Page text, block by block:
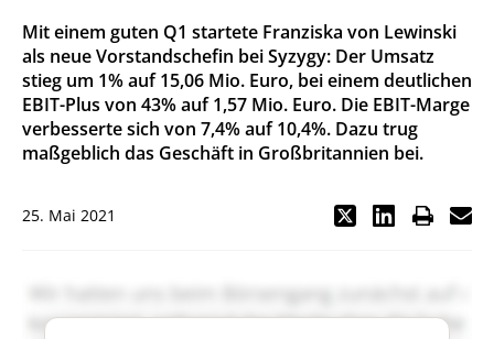
Mit einem guten Q1 startete Franziska von Lewinski
als neue Vorstandschefin bei Syzygy: Der Umsatz
stieg um 1% auf 15,06 Mio. Euro, bei einem deutlichen
EBIT-Plus von 43% auf 1,57 Mio. Euro. Die EBIT-Marge
verbesserte sich von 7,4% auf 10,4%. Dazu trug
maßgeblich das Geschäft in Großbritannien bei.
25. Mai 2021